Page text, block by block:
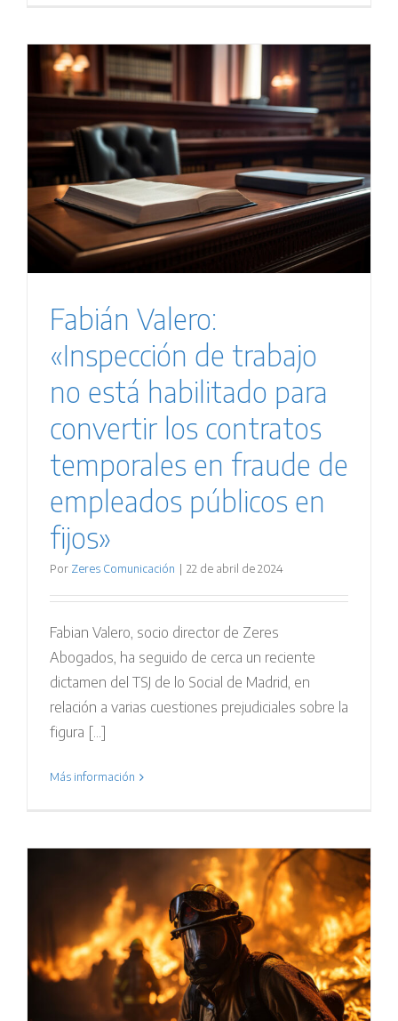
Fabián Valero:
«Inspección de trabajo
no está habilitado para
convertir los contratos
temporales en fraude de
empleados públicos en
fijos»
Por Zeres Comunicación | 22 de abril de 2024
Fabian Valero, socio director de Zeres
Abogados, ha seguido de cerca un reciente
dictamen del TSJ de lo Social de Madrid, en
relación a varias cuestiones prejudiciales sobre la
figura [...]
Más información